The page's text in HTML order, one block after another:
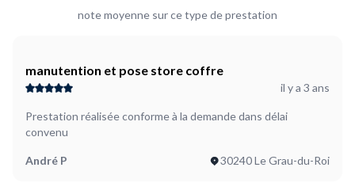
note moyenne sur ce type de prestation
manutention et pose store coffre
il y a 3 ans
Prestation réalisée conforme à la demande dans délai
convenu
André P 30240 Le Grau-du-Roi